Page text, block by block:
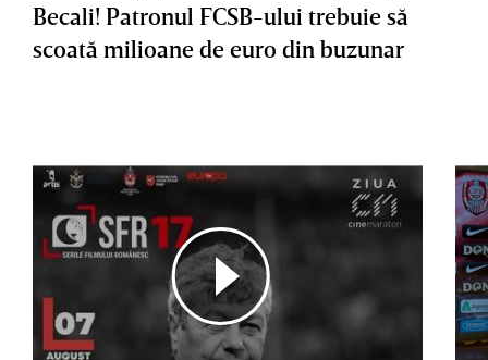
Becali! Patronul FCSB-ului trebuie să
scoată milioane de euro din buzunar